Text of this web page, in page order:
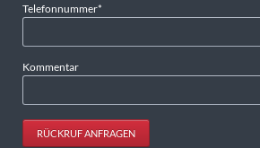
Pflichtfeld
Telefonnummer*
Kommentar
RÜCKRUF ANFRAGEN